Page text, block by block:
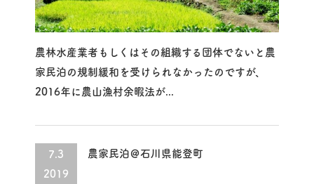
農林水産業者もしくはその組織する団体でないと農
家民泊の規制緩和を受けられなかったのですが、
2016年に農山漁村余暇法が...
7.3
2019
農家民泊＠石川県能登町